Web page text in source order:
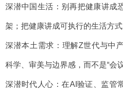
深潜中国生活：别再把健康讲成
架；把健康讲成可执行的生活方式
深潜本土需求：理解Z世代与中
科学、审美与边界感，而不是“会议
深潜时代人心：在AI验证、监管